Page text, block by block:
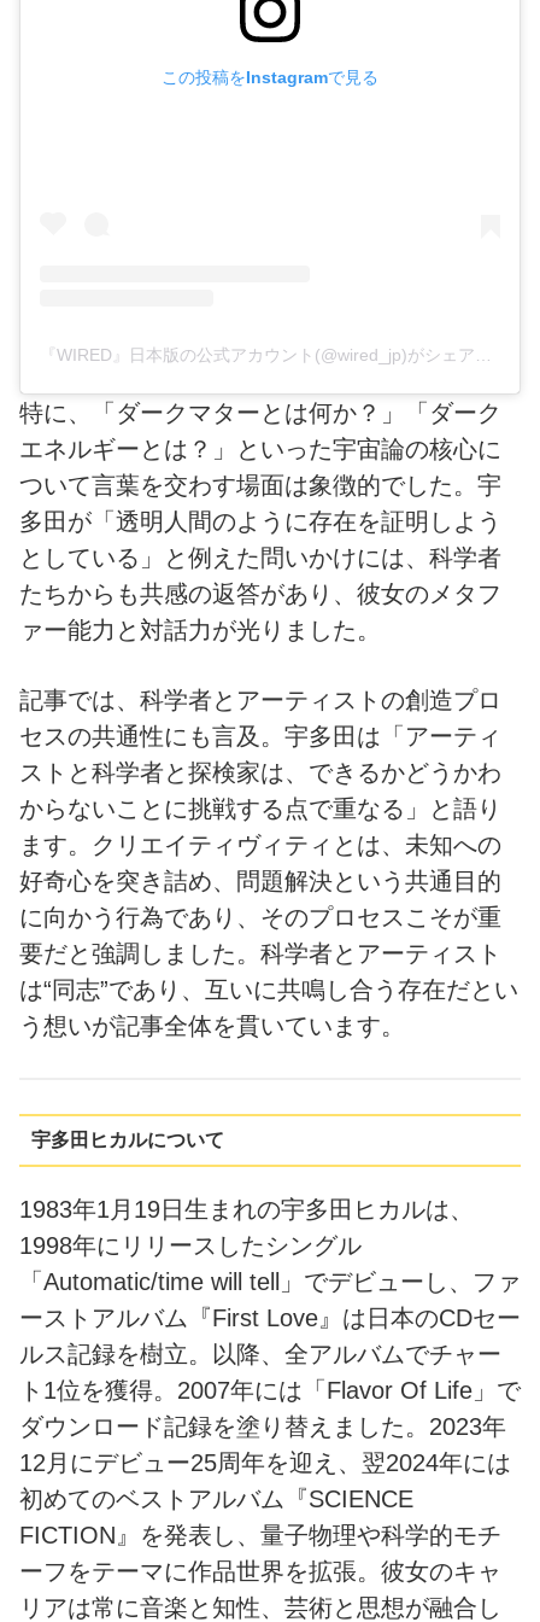
この投稿をInstagramで見る
『WIRED』日本版の公式アカウント(@wired_jp)がシェアした投稿
特に、「ダークマターとは何か？」「ダーク
エネルギーとは？」といった宇宙論の核心に
ついて言葉を交わす場面は象徴的でした。宇
多田が「透明人間のように存在を証明しよう
としている」と例えた問いかけには、科学者
たちからも共感の返答があり、彼女のメタフ
ァー能力と対話力が光りました。
記事では、科学者とアーティストの創造プロ
セスの共通性にも言及。宇多田は「アーティ
ストと科学者と探検家は、できるかどうかわ
からないことに挑戦する点で重なる」と語り
ます。クリエイティヴィティとは、未知への
好奇心を突き詰め、問題解決という共通目的
に向かう行為であり、そのプロセスこそが重
要だと強調しました。科学者とアーティスト
は“同志”であり、互いに共鳴し合う存在だとい
う想いが記事全体を貫いています。
宇多田ヒカルについて
1983年1月19日生まれの宇多田ヒカルは、
1998年にリリースしたシングル
「Automatic/time will tell」でデビューし、ファ
ーストアルバム『First Love』は日本のCDセー
ルス記録を樹立。以降、全アルバムでチャー
ト1位を獲得。2007年には「Flavor Of Life」で
ダウンロード記録を塗り替えました。2023年
12月にデビュー25周年を迎え、翌2024年には
初めてのベストアルバム『SCIENCE
FICTION』を発表し、量子物理や科学的モチ
ーフをテーマに作品世界を拡張。彼女のキャ
リアは常に音楽と知性、芸術と思想が融合し